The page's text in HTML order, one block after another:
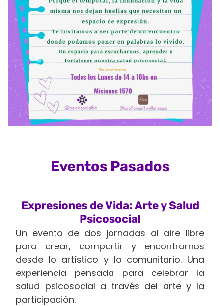
Eventos Pasados
Expresiones de Vida: Arte y Salud
Psicosocial
Un evento de dos jornadas al aire libre
para crear, compartir y encontrarnos
desde lo artístico y lo comunitario. Una
experiencia pensada para celebrar la
salud psicosocial a través del arte y la
participación.